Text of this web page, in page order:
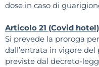
dose in caso di
Articolo 21 (Covid hotel)
Si prevede la proroga
dall’entrata in vigore
previste dal decreto-